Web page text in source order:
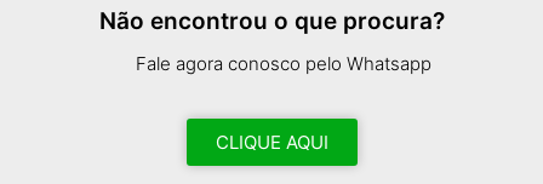
Não encontrou o que procura?
Fale agora conosco pelo Whatsapp
CLIQUE AQUI